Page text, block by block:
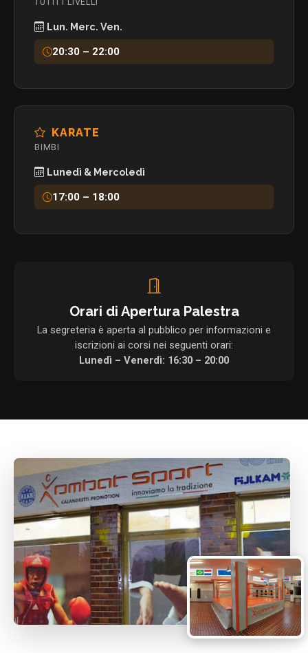
Lun. Merc. Ven.
20:30 – 22:00
KARATE
BIMBI
Lunedì & Mercoledì
17:00 – 18:00
Orari di Apertura Palestra
La segreteria è aperta al pubblico per informazioni e
iscrizioni ai corsi nei seguenti orari:
Lunedì – Venerdì: 16:30 – 20:00